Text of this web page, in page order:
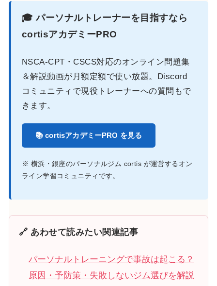
🎓 パーソナルトレーナーを目指すなら
cortisアカデミーPRO
NSCA-CPT・CSCS対応のオンライン問題集
＆解説動画が月額定額で使い放題。Discord
コミュニティで現役トレーナーへの質問もで
きます。
📚 cortisアカデミーPRO を見る
※ 横浜・銀座のパーソナルジム cortis が運営するオン
ライン学習コミュニティです。
🔗 あわせて読みたい関連記事
パーソナルトレーニングで事故は起こる？
原因・予防策・失敗しないジム選びを解説